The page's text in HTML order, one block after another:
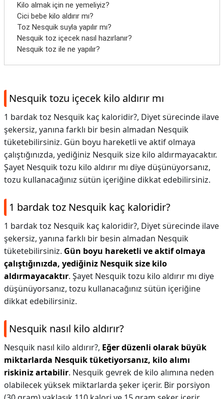
Kilo almak için ne yemeliyiz?
Cici bebe kilo aldırır mı?
Toz Nesquik suyla yapılır mı?
Nesquik toz içecek nasıl hazırlanır?
Nesquik toz ile ne yapılır?
Nesquik tozu içecek kilo aldırır mı
1 bardak toz Nesquik kaç kaloridir?, Diyet sürecinde ilave
şekersiz, yanına farklı bir besin almadan Nesquik
tüketebilirsiniz. Gün boyu hareketli ve aktif olmaya
çalıştığınızda, yediğiniz Nesquik size kilo aldırmayacaktır.
Şayet Nesquik tozu kilo aldırır mı diye düşünüyorsanız,
tozu kullanacağınız sütün içeriğine dikkat edebilirsiniz.
1 bardak toz Nesquik kaç kaloridir?
1 bardak toz Nesquik kaç kaloridir?, Diyet sürecinde ilave
şekersiz, yanına farklı bir besin almadan Nesquik
tüketebilirsiniz. Gün boyu hareketli ve aktif olmaya
çalıştığınızda, yediğiniz Nesquik size kilo
aldırmayacaktır. Şayet Nesquik tozu kilo aldırır mı diye
düşünüyorsanız, tozu kullanacağınız sütün içeriğine
dikkat edebilirsiniz.
Nesquik nasıl kilo aldırır?
Nesquik nasıl kilo aldırır?, Eğer düzenli olarak büyük
miktarlarda Nesquik tüketiyorsanız, kilo alımı
riskiniz artabilir. Nesquik gevrek de kilo alımına neden
olabilecek yüksek miktarlarda şeker içerir. Bir porsiyon